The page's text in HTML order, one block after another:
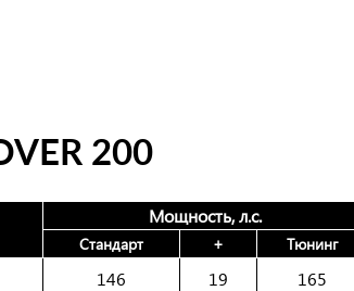
200
Мощность, л.с.
Стандарт + Тюнинг
146 19 165